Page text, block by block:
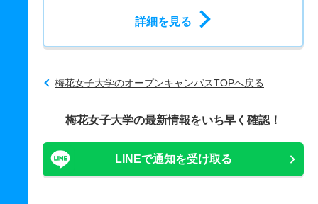
詳細を見る
梅花女子大学のオープンキャンパスTOPへ戻る
梅花女子大学の最新情報をいち早く確認！
LINEで通知を受け取る